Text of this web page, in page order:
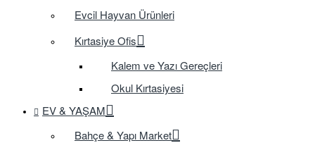
Evcil Hayvan Ürünleri
Kırtasiye Ofis
Kalem ve Yazı Gereçleri
Okul Kırtasiyesi
EV & YAŞAM
Bahçe & Yapı Market